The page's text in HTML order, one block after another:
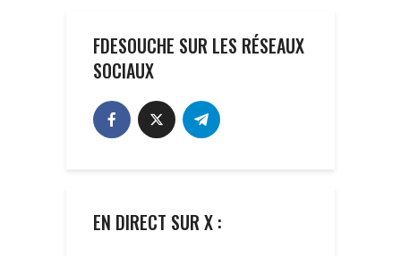
FDESOUCHE SUR LES RÉSEAUX
SOCIAUX
EN DIRECT SUR X :